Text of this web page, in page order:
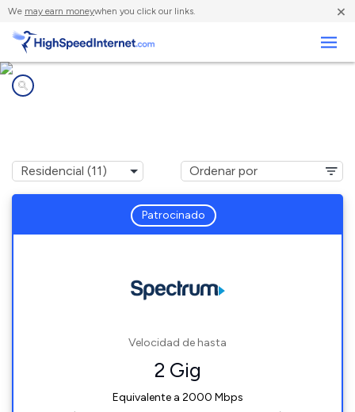
We may earn moneywhen you click our links. ×
Patrocinado
Velocidad de hasta
2 Gig
Equivalente a 2000 Mbps